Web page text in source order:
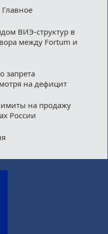
ВИЭ-структур в
между Fortum и
запрета
на дефицит
на продажу
России